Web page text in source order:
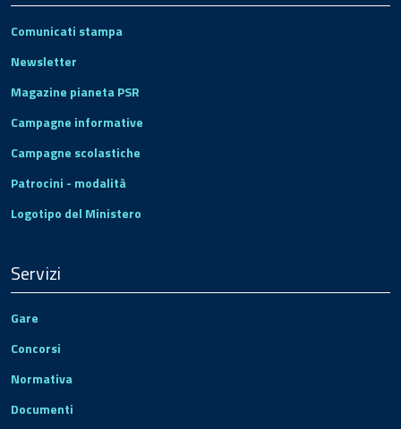
Comunicati stampa
Newsletter
Magazine pianeta PSR
Campagne informative
Campagne scolastiche
Patrocini - modalità
Logotipo del Ministero
Servizi
Gare
Concorsi
Normativa
Documenti